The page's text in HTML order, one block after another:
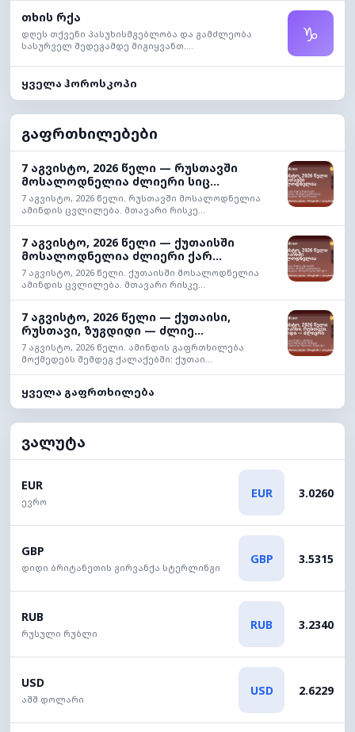
თხის რქა
დღეს თქვენი პასუხისმგებლობა და გამძლეობა
სასურველ შედეგამდე მიგიყვანთ....
♑
ყველა ჰოროსკოპი
გაფრთხილებები
7 აგვისტო, 2026 წელი — რუსთავში
მოსალოდნელია ძლიერი სიც...
7 აგვისტო, 2026 წელი. რუსთავში მოსალოდნელია
ამინდის ცვლილება. მთავარი რისკე...
7 აგვისტო, 2026 წელი — ქუთაისში
მოსალოდნელია ძლიერი ქარ...
7 აგვისტო, 2026 წელი. ქუთაისში მოსალოდნელია
ამინდის ცვლილება. მთავარი რისკე...
7 აგვისტო, 2026 წელი — ქუთაისი,
რუსთავი, ზუგდიდი — ძლიე...
7 აგვისტო, 2026 წელი. ამინდის გაფრთხილება
მოქმედებს შემდეგ ქალაქებში: ქუთაი...
ყველა გაფრთხილება
ვალუტა
EUR
ევრო
EUR 3.0260
GBP
დიდი ბრიტანეთის გირვანქა სტერლინგი
GBP 3.5315
RUB
რუსული რუბლი
RUB 3.2340
USD
აშშ დოლარი
USD 2.6229